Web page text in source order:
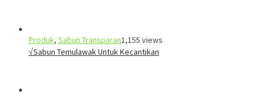
Produk, Sabun Transparan1,155 views
√Sabun Temulawak Untuk Kecantikan